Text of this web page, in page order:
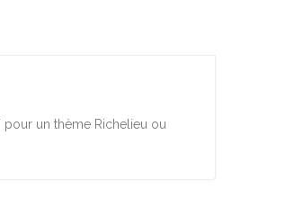
un thème Richelieu ou